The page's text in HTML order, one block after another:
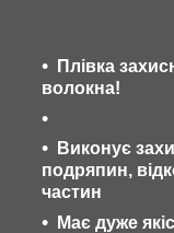
Плівка
волокна!
Виконує
подряпин,
частин
Має дуже